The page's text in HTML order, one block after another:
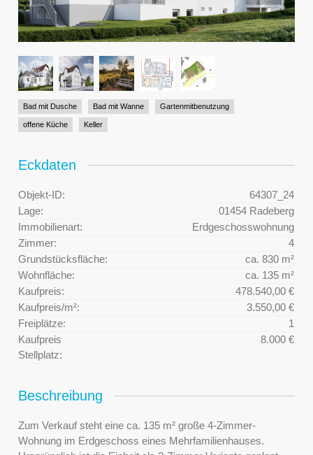
Bad mit Dusche Bad mit Wanne Gartenmitbenutzung
offene Küche Keller
Eckdaten
Objekt-ID:
64307_24
Lage:
01454 Radeberg
Immobilienart:
Erdgeschosswohnung
Zimmer:
4
Grundstücksfläche:
ca. 830 m²
Wohnfläche:
ca. 135 m²
Kaufpreis:
478.540,00 €
Kaufpreis/m²:
3.550,00 €
Freiplätze:
1
Kaufpreis
Stellplatz:
8.000 €
Beschreibung
Zum Verkauf steht eine ca. 135 m² große 4-Zimmer-
Wohnung im Erdgeschoss eines Mehrfamilienhauses.